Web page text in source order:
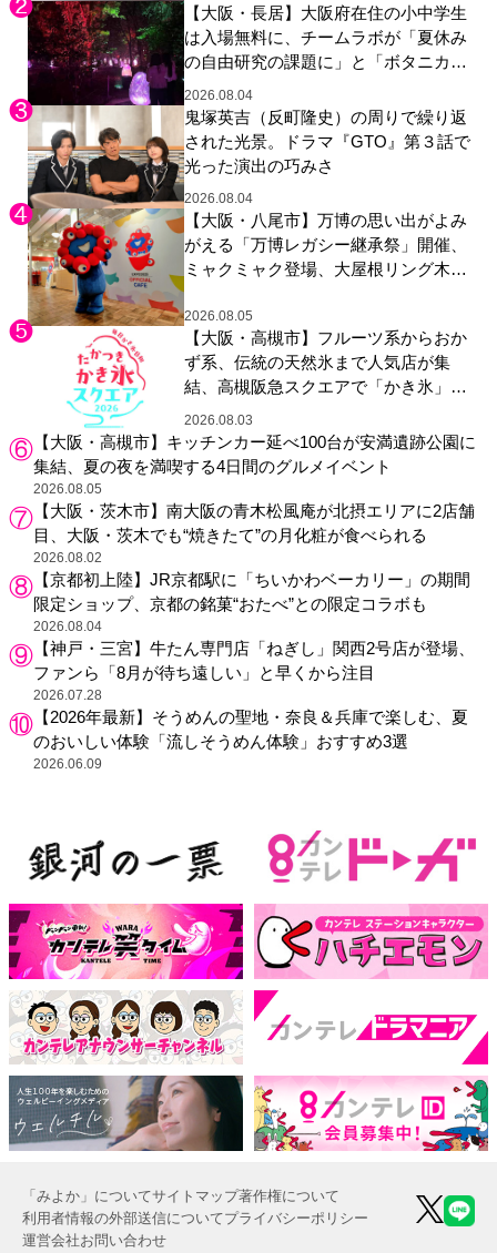
【大阪・長居】大阪府在住の小中学生
は入場無料に、チームラボが「夏休み
の自由研究の課題に」と「ボタニカル
ガーデン 大阪」へ招待
2026.08.04
鬼塚英吉（反町隆史）の周りで繰り返
された光景。ドラマ『GTO』第３話で
光った演出の巧みさ
2026.08.04
【大阪・八尾市】万博の思い出がよみ
がえる「万博レガシー継承祭」開催、
ミャクミャク登場、大屋根リング木材
展示も
2026.08.05
【大阪・高槻市】フルーツ系からおか
ず系、伝統の天然氷まで人気店が集
結、高槻阪急スクエアで「かき氷」祭
り
2026.08.03
【大阪・高槻市】キッチンカー延べ100台が安満遺跡公園に
集結、夏の夜を満喫する4日間のグルメイベント
2026.08.05
【大阪・茨木市】南大阪の青木松風庵が北摂エリアに2店舗
目、大阪・茨木でも“焼きたて”の月化粧が食べられる
2026.08.02
【京都初上陸】JR京都駅に「ちいかわベーカリー」の期間
限定ショップ、京都の銘菓“おたべ”との限定コラボも
2026.08.04
【神戸・三宮】牛たん専門店「ねぎし」関西2号店が登場、
ファンら「8月が待ち遠しい」と早くから注目
2026.07.28
【2026年最新】そうめんの聖地・奈良＆兵庫で楽しむ、夏
のおいしい体験「流しそうめん体験」おすすめ3選
2026.06.09
「みよか」についてサイトマップ著作権について
利用者情報の外部送信についてプライバシーポリシー
運営会社お問い合わせ